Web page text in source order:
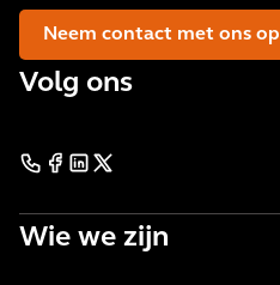
Neem contact met ons op
Volg ons
Wie we zijn